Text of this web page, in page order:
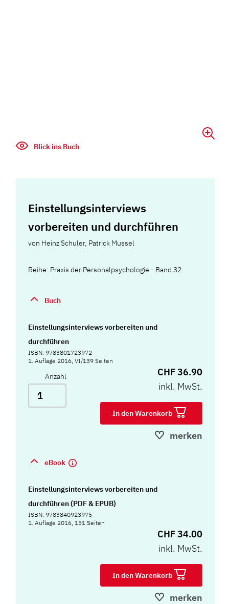
Blick ins Buch
Einstellungsinterviews
vorbereiten und durchführen
von Heinz Schuler, Patrick Mussel
Reihe: Praxis der Personalpsychologie - Band 32
Buch
Einstellungsinterviews vorbereiten und
durchführen
ISBN: 9783801723972
1. Auflage 2016, VI/139 Seiten
Anzahl
CHF 36.90
inkl. MwSt.
In den Warenkorb
merken
eBook
Einstellungsinterviews vorbereiten und
durchführen (PDF & EPUB)
ISBN: 9783840923975
1. Auflage 2016, 151 Seiten
CHF 34.00
inkl. MwSt.
In den Warenkorb
merken